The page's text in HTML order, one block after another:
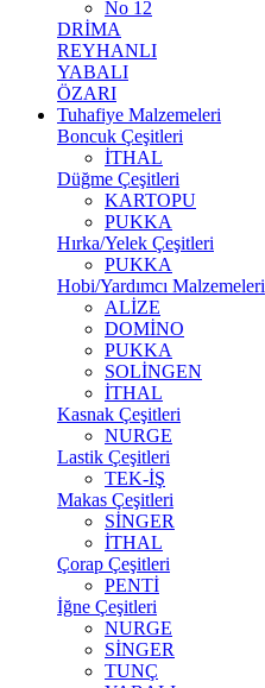
No 12
DRİMA
REYHANLI
YABALI
ÖZARI
Tuhafiye Malzemeleri
Boncuk Çeşitleri
İTHAL
Düğme Çeşitleri
KARTOPU
PUKKA
Hırka/Yelek Çeşitleri
PUKKA
Hobi/Yardımcı Malzemeleri
ALİZE
DOMİNO
PUKKA
SOLİNGEN
İTHAL
Kasnak Çeşitleri
NURGE
Lastik Çeşitleri
TEK-İŞ
Makas Çeşitleri
SİNGER
İTHAL
Çorap Çeşitleri
PENTİ
İğne Çeşitleri
NURGE
SİNGER
TUNÇ